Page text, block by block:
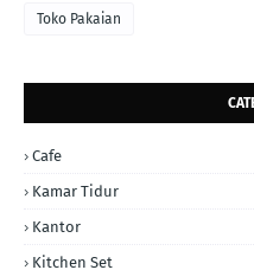
Toko Pakaian
Cafe
Kamar Tidur
Kantor
Kitchen Set